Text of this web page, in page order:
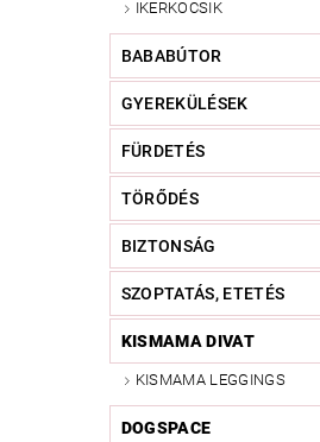
IKERKOCSIK
BABABÚTOR
GYEREKÜLÉSEK
FÜRDETÉS
TÖRŐDÉS
BIZTONSÁG
SZOPTATÁS, ETETÉS
KISMAMA DIVAT
KISMAMA LEGGINGS
DOGSPACE